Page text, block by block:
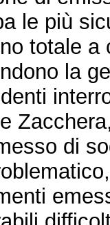
le più
totale
la
di